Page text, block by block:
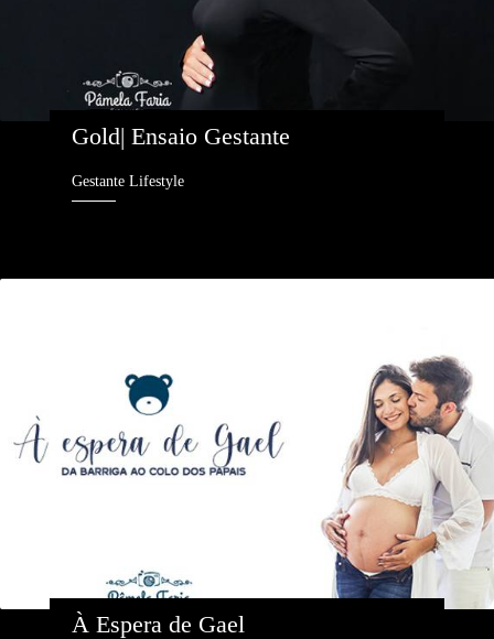
Gold| Ensaio Gestante
Gestante Lifestyle
À Espera de Gael